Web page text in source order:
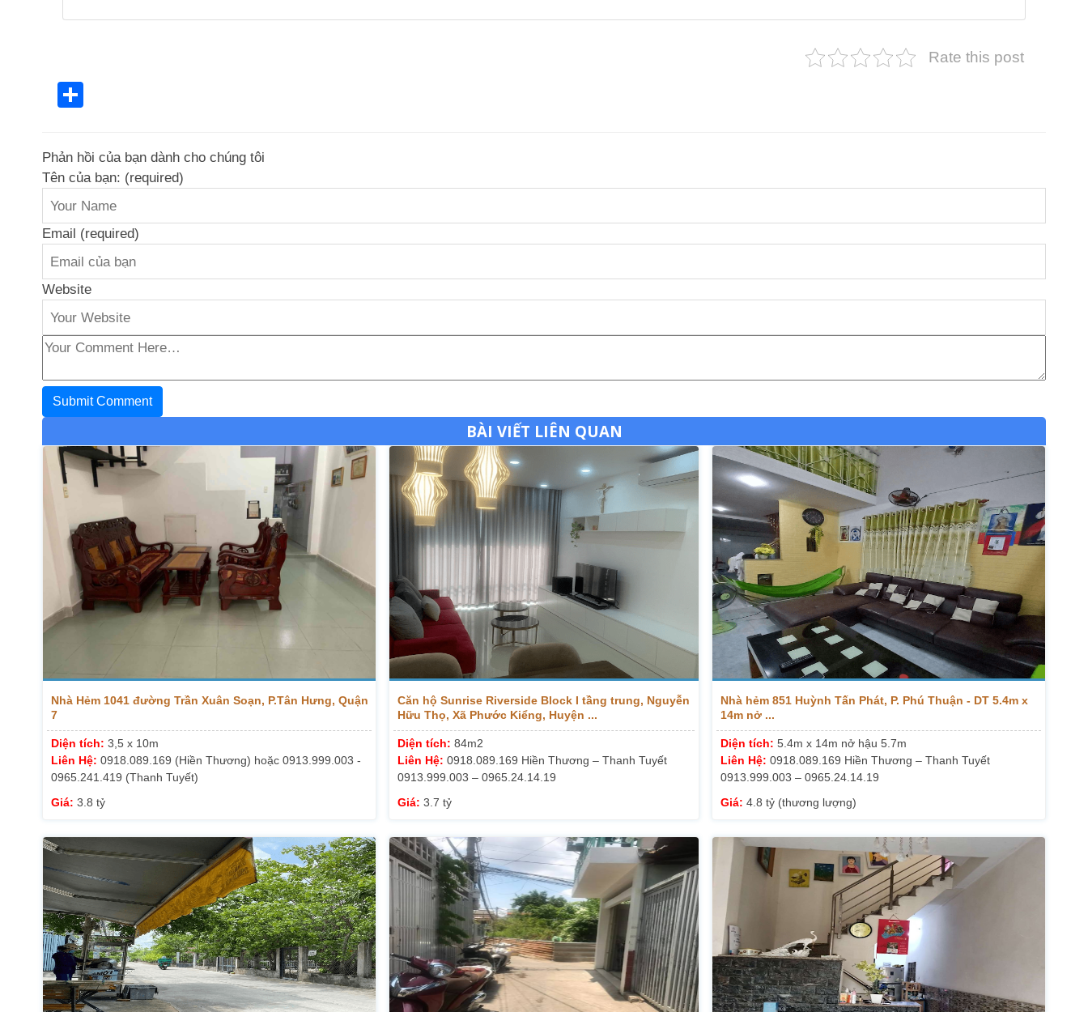
Rate this post
Phản hồi của bạn dành cho chúng tôi
Tên của bạn: (required)
Email (required)
Website
BÀI VIẾT LIÊN QUAN
Nhà Hẻm 1041 đường Trần Xuân Soạn, P.Tân Hưng, Quận
7
Diện tích: 3,5 x 10m
Liên Hệ: 0918.089.169 (Hiền Thương) hoặc 0913.999.003 -
0965.241.419 (Thanh Tuyết)
Giá: 3.8 tỷ
Căn hộ Sunrise Riverside Block I tầng trung, Nguyễn
Hữu Thọ, Xã Phước Kiểng, Huyện ...
Diện tích:84m2
Liên Hệ:0918.089.169 Hiền Thương – Thanh Tuyết
0913.999.003 – 0965.24.14.19
Giá:3.7 tỷ
Nhà hẻm 851 Huỳnh Tấn Phát, P. Phú Thuận - DT 5.4m x
14m nở ...
Diện tích: 5.4m x 14m nở hậu 5.7m
Liên Hệ: 0918.089.169 Hiền Thương – Thanh Tuyết
0913.999.003 – 0965.24.14.19
Giá: 4.8 tỷ (thương lượng)